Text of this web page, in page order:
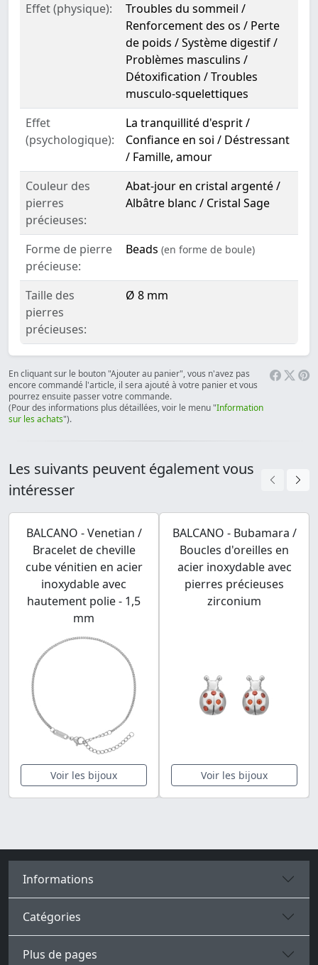
Effet (physique):
Troubles du sommeil /
Renforcement des os / Perte
de poids / Système digestif /
Problèmes masculins /
Détoxification / Troubles
musculo-squelettiques
Effet
(psychologique):
La tranquillité d'esprit /
Confiance en soi / Déstressant
/ Famille, amour
Couleur des
pierres
précieuses:
Abat-jour en cristal argenté /
Albâtre blanc / Cristal Sage
Forme de pierre
précieuse:
Beads (en forme de boule)
Taille des
pierres
précieuses:
Ø 8 mm
En cliquant sur le bouton "Ajouter au panier", vous n'avez pas
encore commandé l'article, il sera ajouté à votre panier et vous
pourrez ensuite passer votre commande.
(Pour des informations plus détaillées, voir le menu "Information
sur les achats").
Les suivants peuvent également vous
intéresser
BALCANO - Venetian /
Bracelet de cheville
cube vénitien en acier
inoxydable avec
hautement polie - 1,5
mm
Voir les bijoux
BALCANO - Bubamara /
Boucles d'oreilles en
acier inoxydable avec
pierres précieuses
zirconium
Voir les bijoux
Informations
Catégories
Plus de pages